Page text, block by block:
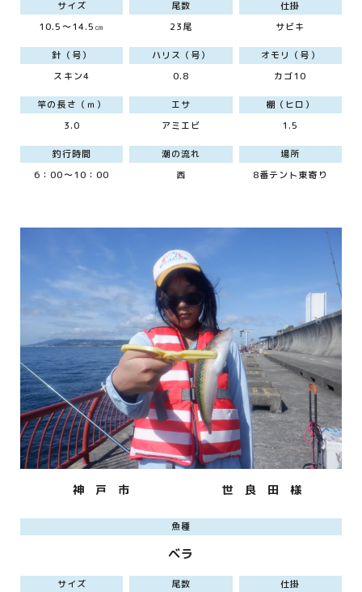
サイズ
10.5～14.5㎝
尾数
23尾
仕掛
サビキ
針（号）
スキン4
ハリス（号）
0.8
オモリ（号）
カゴ10
竿の長さ（ｍ）
3.0
エサ
アミエビ
棚（ヒロ）
1.5
釣行時間
6：00～10：00
潮の流れ
西
場所
8番テント東寄り
神 戸 市 世 良 田 様
魚種
ベラ
サイズ
尾数
仕掛